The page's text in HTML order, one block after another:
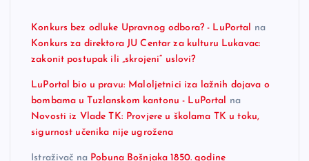
Konkurs bez odluke Upravnog odbora? - LuPortal
na
Konkurs za direktora JU Centar za kulturu Lukavac:
zakonit postupak ili „skrojeni“ uslovi?
LuPortal bio u pravu: Maloljetnici iza lažnih dojava o
bombama u Tuzlanskom kantonu - LuPortal
na
Novosti iz Vlade TK: Provjere u školama TK u toku,
sigurnost učenika nije ugrožena
Istraživač na Pobuna Bošnjaka 1850. godine